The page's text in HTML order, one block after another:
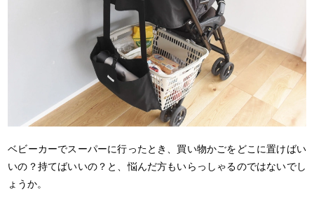
ベビーカーでスーパーに行ったとき、買い物かごをどこに置けばい
いの？持てばいいの？と、悩んだ方もいらっしゃるのではないでし
ょうか。